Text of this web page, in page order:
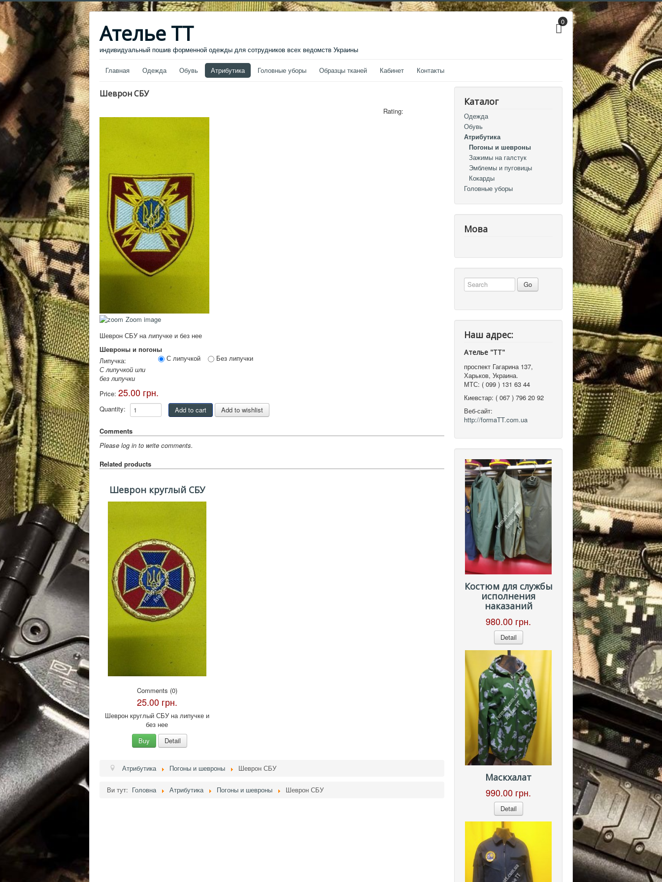
Ателье ТТ
индивидуальный пошив форменной одежды для сотрудников всех ведомств Украины
0
Главная Одежда Обувь Атрибутика Головные уборы Образцы тканей Кабинет Контакты
Шеврон СБУ
Rating:
Zoom image
Шеврон СБУ на липучке и без нее
Шевроны и погоны
Липучка:
С липучкой или
без липучки
С липучкой Без липучки
Price: 25.00 грн.
Quantity:
Comments
Please log in to write comments.
Related products
Шеврон круглый СБУ
Comments (0)
25.00 грн.
Шеврон круглый СБУ на липучке и
без нее
Buy
Detail
Атрибутика Погоны и шевроны Шеврон СБУ
Ви тут: Головна Атрибутика Погоны и шевроны Шеврон СБУ
Каталог
Одежда
Обувь
Атрибутика
Погоны и шевроны
Зажимы на галстук
Эмблемы и пуговицы
Кокарды
Головные уборы
Мова
Наш адрес:
Ателье "ТТ"
проспект Гагарина 137,
Харьков, Украина.
МТС: ( 099 ) 131 63 44
Киевстар: ( 067 ) 796 20 92
Веб-сайт:
http://formaTT.com.ua
Костюм для службы
исполнения
наказаний
980.00 грн.
Detail
Маскхалат
990.00 грн.
Detail